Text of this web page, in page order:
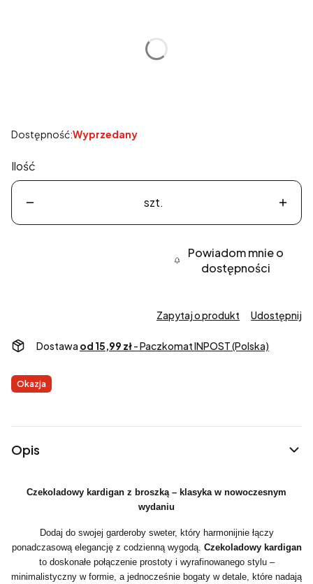
Dostępność:Wyprzedany
Ilość
szt.
Powiadom mnie o
dostępności
Zapytaj o produkt Udostępnij
Dostawa od 15,99 zł- Paczkomat INPOST (Polska)
Etykiety
Okazja
Opis
Czekoladowy kardigan z broszką – klasyka w nowoczesnym
wydaniu
Dodaj do swojej garderoby sweter, który harmonijnie łączy
ponadczasową elegancję z codzienną wygodą. Czekoladowy kardigan
to doskonałe połączenie prostoty i wyrafinowanego stylu –
minimalistyczny w formie, a jednocześnie bogaty w detale, które nadają